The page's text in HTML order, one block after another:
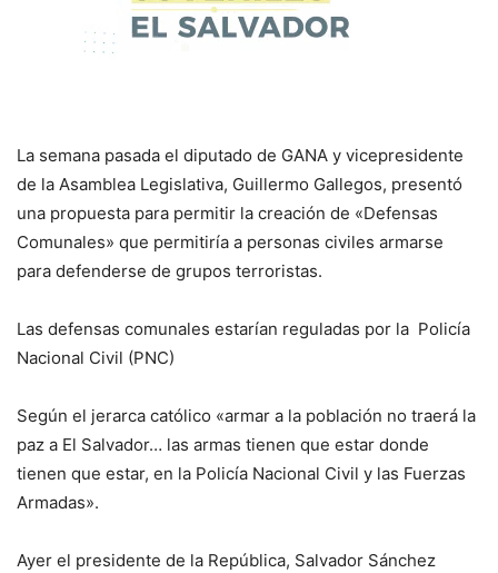
La semana pasada el diputado de GANA y vicepresidente
de la Asamblea Legislativa, Guillermo Gallegos, presentó
una propuesta para permitir la creación de «Defensas
Comunales» que permitiría a personas civiles armarse
para defenderse de grupos terroristas.
Las defensas comunales estarían reguladas por la Policía
Nacional Civil (PNC)
Según el jerarca católico «armar a la población no traerá la
paz a El Salvador… las armas tienen que estar donde
tienen que estar, en la Policía Nacional Civil y las Fuerzas
Armadas».
Ayer el presidente de la República, Salvador Sánchez